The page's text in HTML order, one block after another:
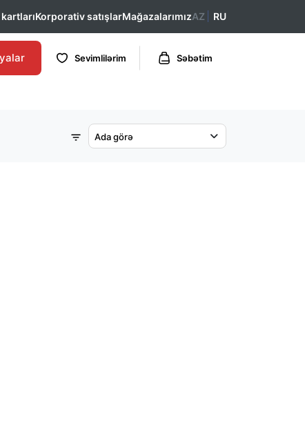
Korporativ satışlarMağazalarımızAZ RU
Sevimlilərim Səbətim
Ada görə